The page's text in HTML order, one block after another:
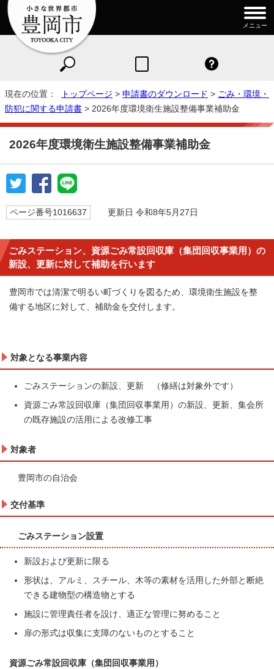
メニュー
現在の位置： トップページ > 申請書のダウンロード > ごみ・環境・
防犯に関する申請書 > 2026年度環境衛生施設整備事業補助金
2026年度環境衛生施設整備事業補助金
ページ番号1016637 更新日 令和8年5月27日
ごみステーション、資源ごみ常設回収庫（集団回収事業用）の
新設、更新に対して補助を行います
豊岡市では清潔で明るい町づくりを図るため、環境衛生施設を整
備する地区に対して、補助金を交付します。
対象となる事業内容
ごみステーションの新設、更新 （修繕は対象外です）
資源ごみ常設回収庫（集団回収事業用）の新設、更新、集会所
の既存施設の活用による改修工事
対象者
豊岡市の自治会
交付基準
ごみステーション設置
新設および更新に限る
形状は、アルミ、スチール、木等の素材を活用した外部と断絶
できる建物型の構造物とする
施設に管理責任者を設け、適正な管理に努めること
扉の形式は収集に支障のないものとすること
資源ごみ常設回収庫（集団回収事業用）